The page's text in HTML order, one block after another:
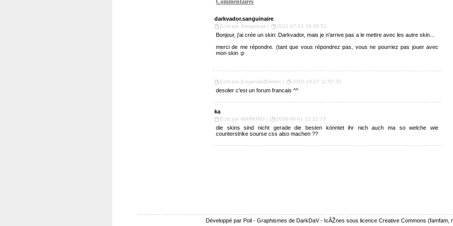
Commentaires
darkvador.sanguinaire
Ecrit par Sanguinair | 2011-07-12 19:39:52
Bonjour, j'ai crée un skin: Darkvador, mais je n'arrive pas a le mettre avec les autre skin...
merci de me répondre. (tant que vous répondrez pas, vous ne pourriez pas jouer avec
mon skin :p
Ecrit par [Legende]Elektro | 2010-10-27 11:57:35
desoler c'est un forum francais ^^
ka
Ecrit par WARKING | 2008-09-01 12:22:23
die skins sind nicht gerade die besten könntet ihr nich auch ma so welche wie
counterstrike sourse css also machen ??
Développé par Poil - Graphismes de DarkDaV - IcÃŽnes sous licence Creative Commons (famfam,